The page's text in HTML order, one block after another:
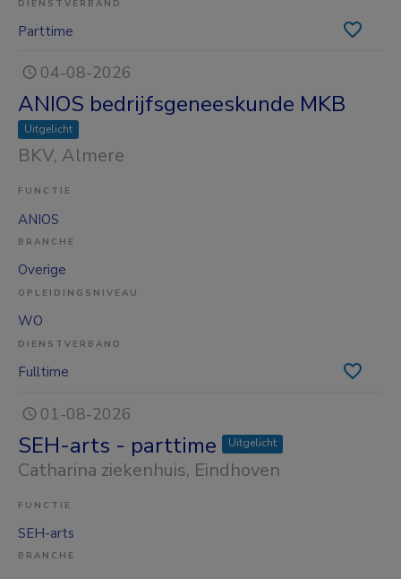
DIENSTVERBAND
Parttime
04-08-2026
ANIOS bedrijfsgeneeskunde MKB
Uitgelicht
BKV, Almere
FUNCTIE
ANIOS
BRANCHE
Overige
OPLEIDINGSNIVEAU
WO
DIENSTVERBAND
Fulltime
01-08-2026
SEH-arts - parttime Uitgelicht
Catharina ziekenhuis, Eindhoven
FUNCTIE
SEH-arts
BRANCHE